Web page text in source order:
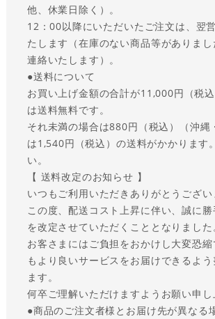
他、休業日除く）。
12：00以降にいただいたご注文は、翌
たします（在庫のない商品等がありま
連絡いたします）。
●送料について
お買い上げ金額の合計が11,000円（税
は送料無料です。
それ未満の場合は880円（税込）（沖縄
は1,540円（税込）の送料がかかります
い。
【 送料改定のお知らせ 】
いつもご利用いただきありがとうござい
この度、配送コスト上昇に伴い、誠に
を改定させていただくこととなりました
お客さまにはご負担をおかけし大変恐
もより良いサービスをお届けできるよう
ます。
何卒ご理解いただけますようお願い申し
●商品のご注文者様とお届け先が異なる